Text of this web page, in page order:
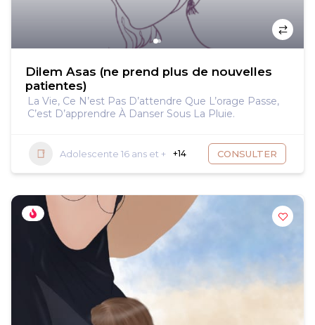
Dilem Asas (ne prend plus de nouvelles
patientes)
La Vie, Ce N’est Pas D’attendre Que L’orage Passe,
C’est D’apprendre À Danser Sous La Pluie.
Adolescente 16 ans et + +14 CONSULTER